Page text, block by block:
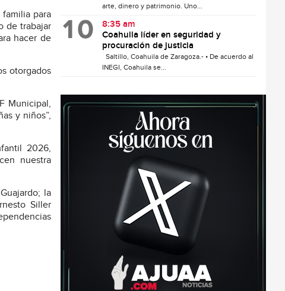
para
de trabajar
hacer de
otorgados
Municipal,
y niños”,
2026,
nuestra
la
Siller
arte, dinero y patrimonio. Uno...
8:35 am
Coahuila líder en seguridad y
procuración de justicia
Saltillo, Coahuila de Zaragoza.- • De acuerdo al
INEGI, Coahuila se...